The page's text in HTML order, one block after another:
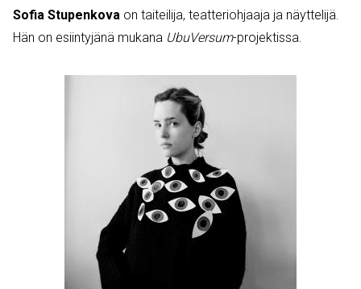
Sofia Stupenkova on taiteilija, teatteriohjaaja ja näyttelijä.
Hän on esiintyjänä mukana UbuVersum-projektissa.